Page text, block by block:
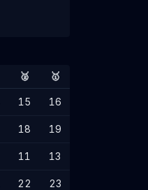
🥈 🥇
15 16
18 19
11 13
22 23